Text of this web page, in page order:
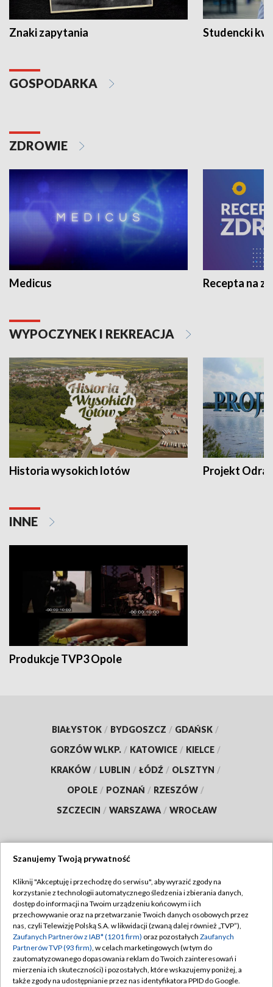
Znaki zapytania Studencki
GOSPODARKA
ZDROWIE
Medicus Recepta na
WYPOCZYNEK I REKREACJA
Historia wysokich lotów Projekt Odra
INNE
Produkcje TVP3 Opole
BIAŁYSTOK / BYDGOSZCZ / GDAŃSK /
GORZÓW WLKP. / KATOWICE / KIELCE /
KRAKÓW / LUBLIN / ŁÓDŹ / OLSZTYN /
OPOLE / POZNAŃ / RZESZÓW /
SZCZECIN / WARSZAWA / WROCŁAW
TVP
Abonament TVP
Emisja w TVP
Centrum informacji TVP
Naziemna Telewizja Cyfrowa
Regulamin TVP
Polityka prywatności
Moje zgody
Pomoc
Szanujemy Twoją prywatność
Kliknij "Akceptuję i przechodzę do serwisu", aby wyrazić zgody na
korzystanie z technologii automatycznego śledzenia i zbierania danych,
dostęp do informacji na Twoim urządzeniu końcowym i ich
przechowywanie oraz na przetwarzanie Twoich danych osobowych przez
nas, czyli Telewizję Polską S.A. w likwidacji (zwaną dalej również „TVP”),
Zaufanych Partnerów z IAB* (1201 firm) oraz pozostałych Zaufanych
Partnerów TVP (93 firm), w celach marketingowych (w tym do
zautomatyzowanego dopasowania reklam do Twoich zainteresowań i
mierzenia ich skuteczności) i pozostałych, które wskazujemy poniżej, a
także zgody na udostępnianie przez nas identyfikatora PPID do Google.